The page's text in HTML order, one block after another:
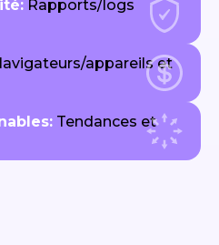
Rapports/logs
appareils et
Tendances et